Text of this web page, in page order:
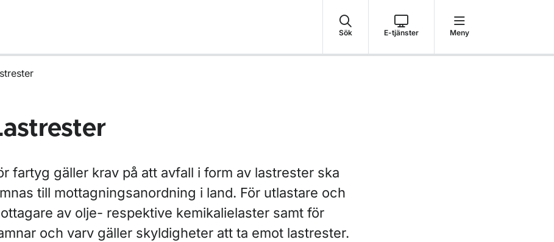
Sök E-tjänster Meny
för Antifouling (påväxthindrande system) för fartyg
fartyg gäller krav på att avfall i form av lastrester ska
till mottagningsanordning i land. För utlastare och
av olje- respektive kemikalielaster samt för
och varv gäller skyldigheter att ta emot lastrester.